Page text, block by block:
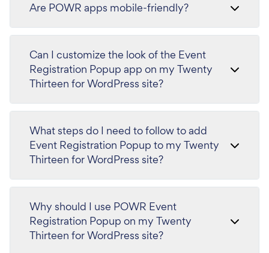
Are POWR apps mobile-friendly?
Can I customize the look of the Event
Registration Popup app on my Twenty
Thirteen for WordPress site?
What steps do I need to follow to add
Event Registration Popup to my Twenty
Thirteen for WordPress site?
Why should I use POWR Event
Registration Popup on my Twenty
Thirteen for WordPress site?